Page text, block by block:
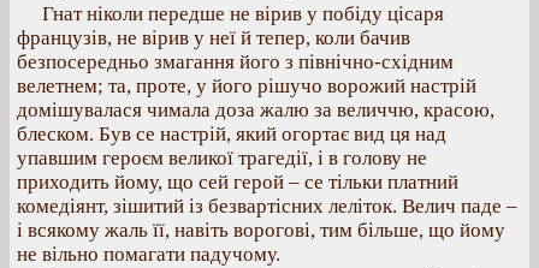
Гнат ніколи передше не вірив у побіду цісаря
французів, не вірив у неї й тепер, коли бачив
безпосередньо змагання його з північно-східним
велетнем; та, проте, у його рішучо ворожий настрій
домішувалася чимала доза жалю за величчю, красою,
блеском. Був се настрій, який огортає вид ця над
упавшим героєм великої трагедії, і в голову не
приходить йому, що сей герой – се тільки платний
комедіянт, зішитий із безвартісних леліток. Велич паде –
і всякому жаль її, навіть ворогові, тим більше, що йому
не вільно помагати падучому.